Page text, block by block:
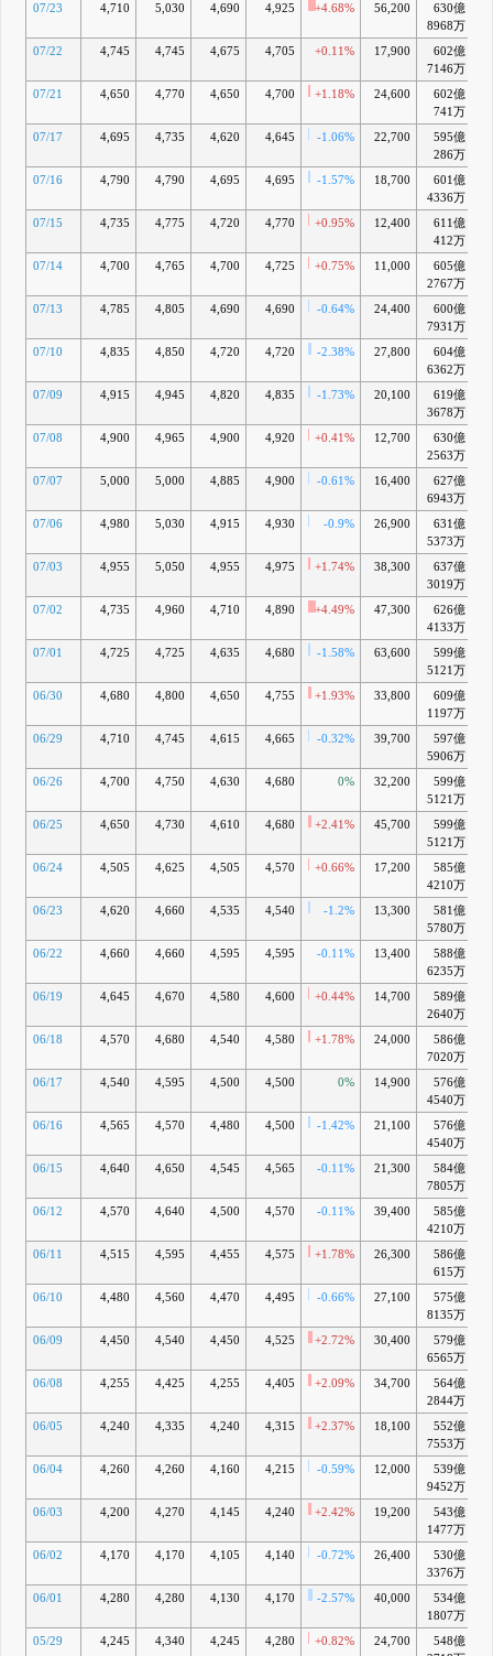
07/23 4,710 5,030 4,690 4,925 +4.68% 56,200
630億
8968万
07/22 4,745 4,745 4,675 4,705 +0.11% 17,900
602億
7146万
07/21 4,650 4,770 4,650 4,700 +1.18% 24,600
602億
741万
07/17 4,695 4,735 4,620 4,645 -1.06% 22,700
595億
286万
07/16 4,790 4,790 4,695 4,695 -1.57% 18,700
601億
4336万
07/15 4,735 4,775 4,720 4,770 +0.95% 12,400
611億
412万
07/14 4,700 4,765 4,700 4,725 +0.75% 11,000
605億
2767万
07/13 4,785 4,805 4,690 4,690 -0.64% 24,400
600億
7931万
07/10 4,835 4,850 4,720 4,720 -2.38% 27,800
604億
6362万
07/09 4,915 4,945 4,820 4,835 -1.73% 20,100
619億
3678万
07/08 4,900 4,965 4,900 4,920 +0.41% 12,700
630億
2563万
07/07 5,000 5,000 4,885 4,900 -0.61% 16,400
627億
6943万
07/06 4,980 5,030 4,915 4,930 -0.9% 26,900
631億
5373万
07/03 4,955 5,050 4,955 4,975 +1.74% 38,300
637億
3019万
07/02 4,735 4,960 4,710 4,890 +4.49% 47,300
626億
4133万
07/01 4,725 4,725 4,635 4,680 -1.58% 63,600
599億
5121万
06/30 4,680 4,800 4,650 4,755 +1.93% 33,800
609億
1197万
06/29 4,710 4,745 4,615 4,665 -0.32% 39,700
597億
5906万
06/26 4,700 4,750 4,630 4,680 0% 32,200
599億
5121万
06/25 4,650 4,730 4,610 4,680 +2.41% 45,700
599億
5121万
06/24 4,505 4,625 4,505 4,570 +0.66% 17,200
585億
4210万
06/23 4,620 4,660 4,535 4,540 -1.2% 13,300
581億
5780万
06/22 4,660 4,660 4,595 4,595 -0.11% 13,400
588億
6235万
06/19 4,645 4,670 4,580 4,600 +0.44% 14,700
589億
2640万
06/18 4,570 4,680 4,540 4,580 +1.78% 24,000
586億
7020万
06/17 4,540 4,595 4,500 4,500 0% 14,900
576億
4540万
06/16 4,565 4,570 4,480 4,500 -1.42% 21,100
576億
4540万
06/15 4,640 4,650 4,545 4,565 -0.11% 21,300
584億
7805万
06/12 4,570 4,640 4,500 4,570 -0.11% 39,400
585億
4210万
06/11 4,515 4,595 4,455 4,575 +1.78% 26,300
586億
615万
06/10 4,480 4,560 4,470 4,495 -0.66% 27,100
575億
8135万
06/09 4,450 4,540 4,450 4,525 +2.72% 30,400
579億
6565万
06/08 4,255 4,425 4,255 4,405 +2.09% 34,700
564億
2844万
06/05 4,240 4,335 4,240 4,315 +2.37% 18,100
552億
7553万
06/04 4,260 4,260 4,160 4,215 -0.59% 12,000
539億
9452万
06/03 4,200 4,270 4,145 4,240 +2.42% 19,200
543億
1477万
06/02 4,170 4,170 4,105 4,140 -0.72% 26,400
530億
3376万
06/01 4,280 4,280 4,130 4,170 -2.57% 40,000
534億
1807万
05/29 4,245 4,340 4,245 4,280 +0.82% 24,700
548億